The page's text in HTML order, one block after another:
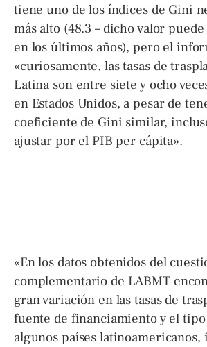
tiene uno de los índices de Gini
más alto (48.3 – dicho valor
en los últimos años), pero el
«curiosamente, las tasas de
Latina son entre siete y ocho
en Estados Unidos, a pesar de
coeficiente de Gini similar,
ajustar por el PIB per cápita».
«En los datos obtenidos del
complementario de LABMT
gran variación en las tasas de
fuente de financiamiento y el
algunos países latinoamericanos,